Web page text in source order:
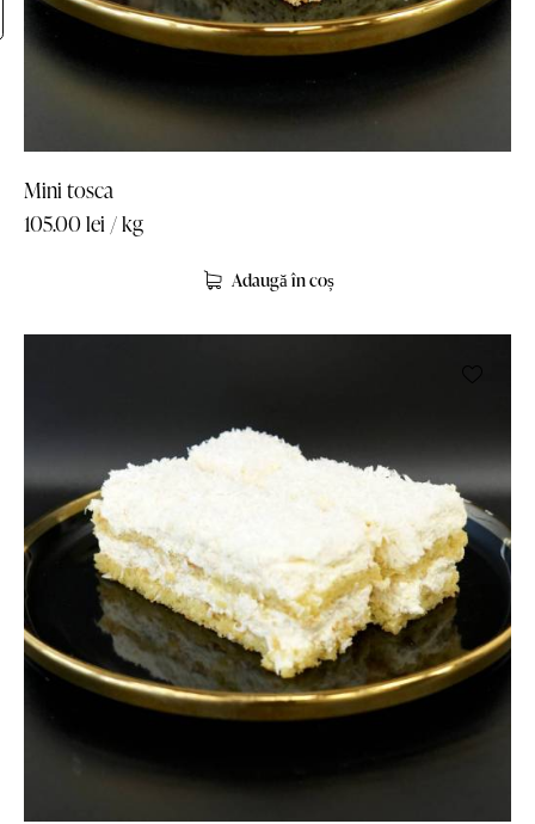
Mini tosca
105.00 lei / kg
Adaugă în coș